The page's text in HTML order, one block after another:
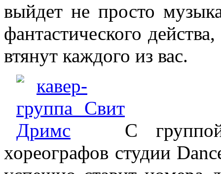
выйдет не просто
фантастического
втянут каждого из вас.
С
хореографов студии